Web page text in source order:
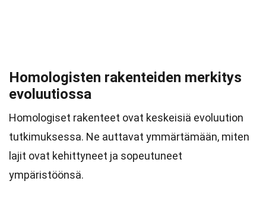
Homologisten rakenteiden merkitys
evoluutiossa
Homologiset rakenteet ovat keskeisiä evoluution
tutkimuksessa. Ne auttavat ymmärtämään, miten
lajit ovat kehittyneet ja sopeutuneet
ympäristöönsä.